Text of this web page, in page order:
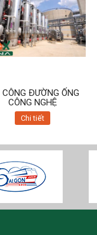
ĐƯỜNG ỐNG
CÔNG NGHỆ
Chi tiết